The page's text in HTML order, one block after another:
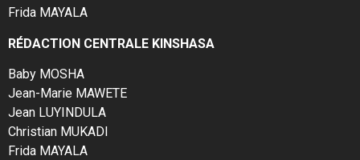
Frida MAYALA
RÉDACTION CENTRALE KINSHASA
Baby MOSHA
Jean-Marie MAWETE
Jean LUYINDULA
Christian MUKADI
Frida MAYALA